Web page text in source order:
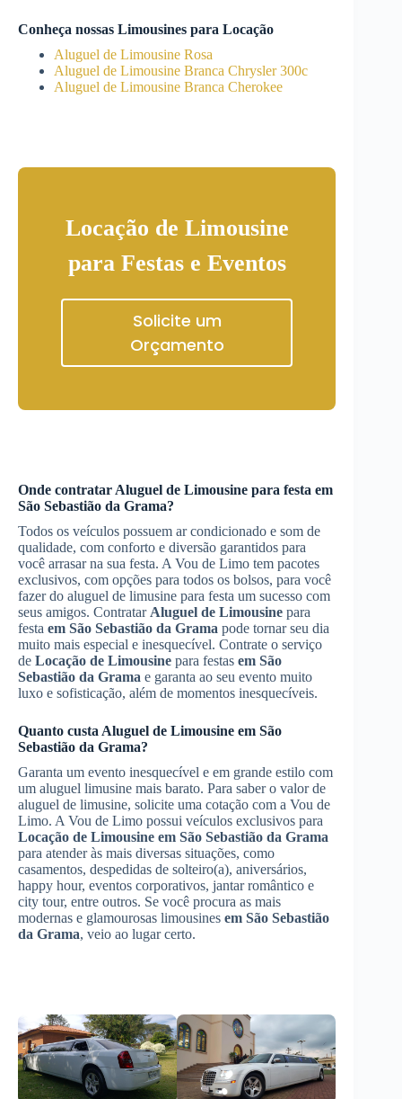
Conheça nossas Limousines para Locação
Aluguel de Limousine Rosa
Aluguel de Limousine Branca Chrysler 300c
Aluguel de Limousine Branca Cherokee
Locação de Limousine
para Festas e Eventos
Solicite um
Orçamento
Onde contratar Aluguel de Limousine para festa em
São Sebastião da Grama?
Todos os veículos possuem ar condicionado e som de
qualidade, com conforto e diversão garantidos para
você arrasar na sua festa. A Vou de Limo tem pacotes
exclusivos, com opções para todos os bolsos, para você
fazer do aluguel de limusine para festa um sucesso com
seus amigos. Contratar Aluguel de Limousine para
festa em São Sebastião da Grama pode tornar seu dia
muito mais especial e inesquecível. Contrate o serviço
de Locação de Limousine para festas em São
Sebastião da Grama e garanta ao seu evento muito
luxo e sofisticação, além de momentos inesquecíveis.
Quanto custa Aluguel de Limousine em São
Sebastião da Grama?
Garanta um evento inesquecível e em grande estilo com
um aluguel limusine mais barato. Para saber o valor de
aluguel de limusine, solicite uma cotação com a Vou de
Limo. A Vou de Limo possui veículos exclusivos para
Locação de Limousine em São Sebastião da Grama
para atender às mais diversas situações, como
casamentos, despedidas de solteiro(a), aniversários,
happy hour, eventos corporativos, jantar romântico e
city tour, entre outros. Se você procura as mais
modernas e glamourosas limousines em São Sebastião
da Grama, veio ao lugar certo.